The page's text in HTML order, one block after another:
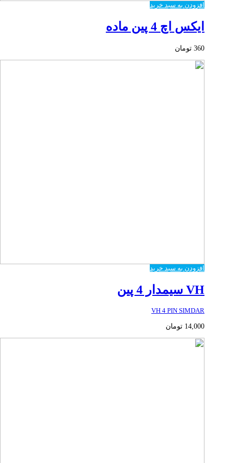
افزودن به سبد خرید
ایکس اچ 4 پین ماده
360 تومان
افزودن به سبد خرید
VH سیمدار 4 پین
VH 4 PIN SIMDAR
14,000 تومان